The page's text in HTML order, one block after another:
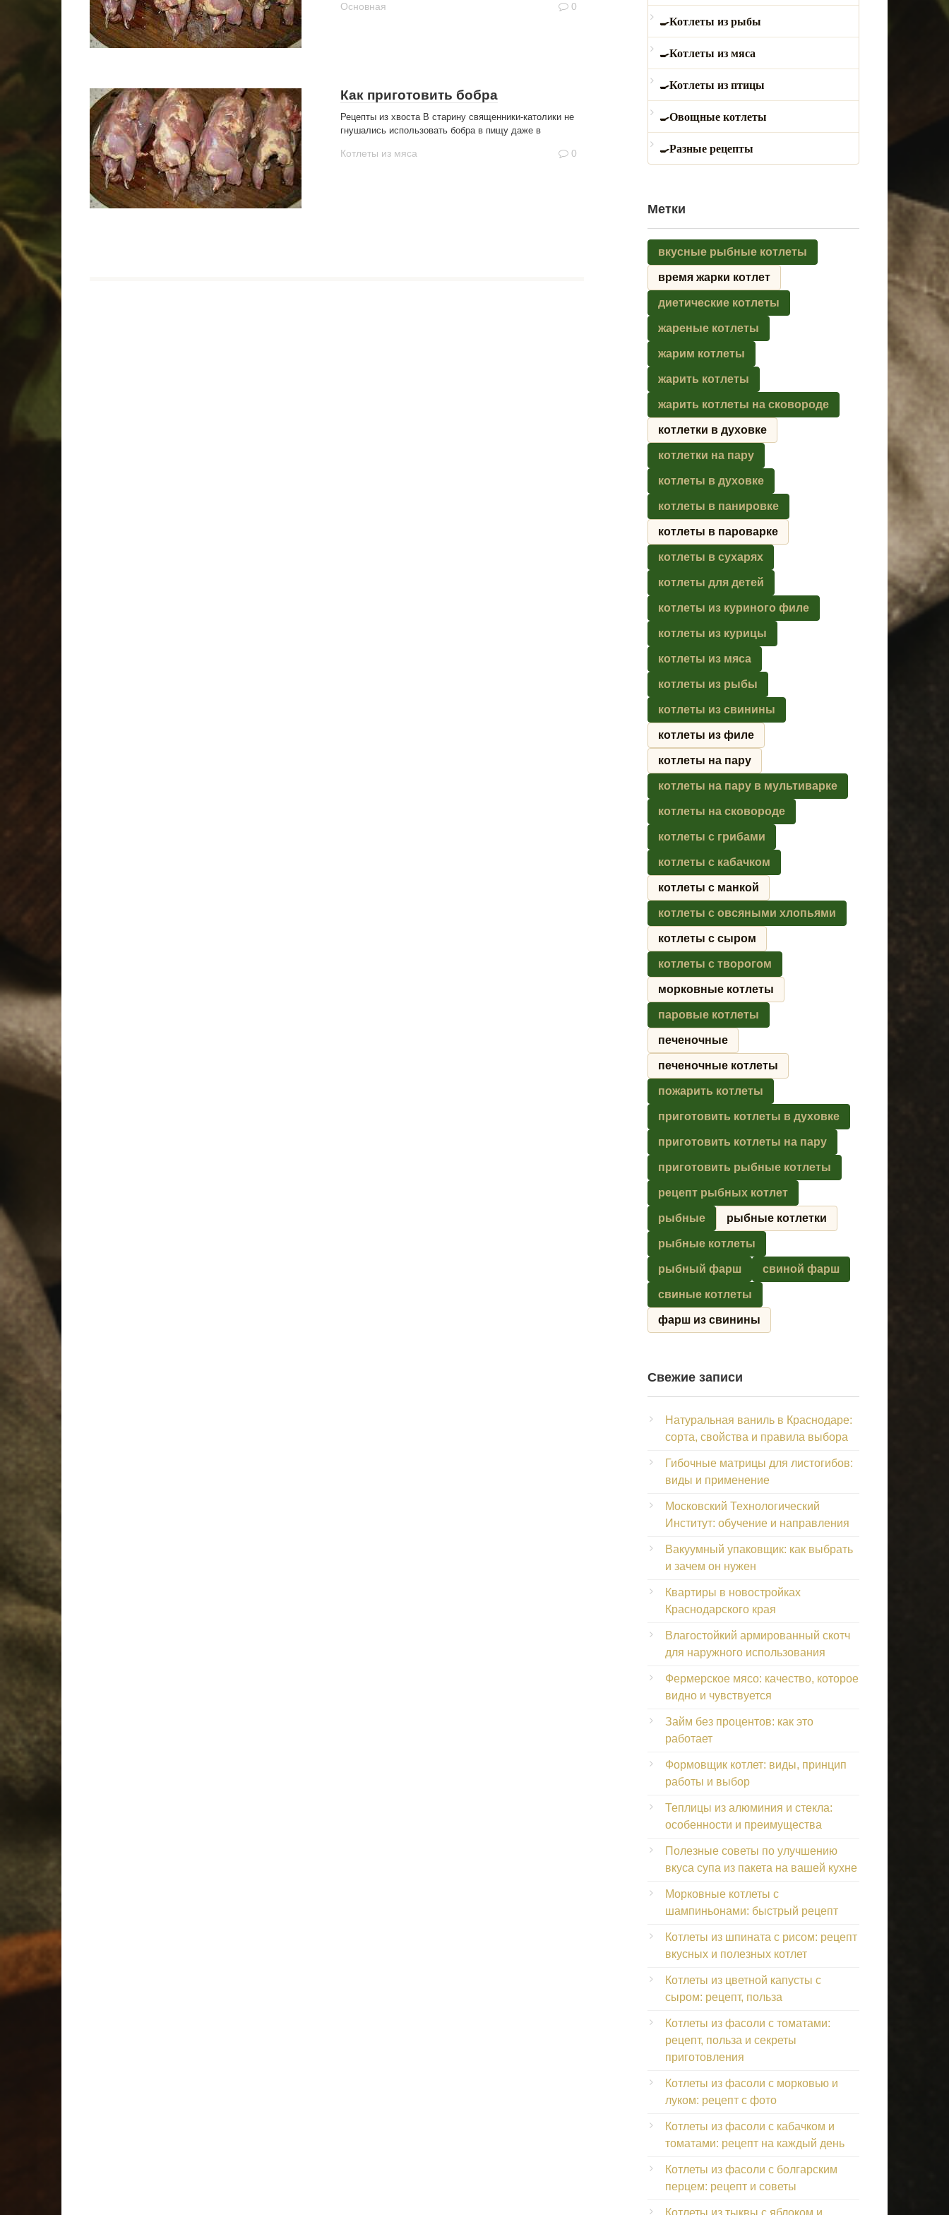
Основная 0
Как приготовить бобра
Рецепты из хвоста В старину священники-католики не
гнушались использовать бобра в пищу даже в
Котлеты из мяса 0
Котлеты из рыбы
Котлеты из мяса
Котлеты из птицы
Овощные котлеты
Разные рецепты
Метки
вкусные рыбные котлеты
время жарки котлет
диетические котлеты
жареные котлеты
жарим котлеты
жарить котлеты
жарить котлеты на сковороде
котлетки в духовке
котлетки на пару
котлеты в духовке
котлеты в панировке
котлеты в пароварке
котлеты в сухарях
котлеты для детей
котлеты из куриного филе
котлеты из курицы
котлеты из мяса
котлеты из рыбы
котлеты из свинины
котлеты из филе
котлеты на пару
котлеты на пару в мультиварке
котлеты на сковороде
котлеты с грибами
котлеты с кабачком
котлеты с манкой
котлеты с овсяными хлопьями
котлеты с сыром
котлеты с творогом
морковные котлеты
паровые котлеты
печеночные
печеночные котлеты
пожарить котлеты
приготовить котлеты в духовке
приготовить котлеты на пару
приготовить рыбные котлеты
рецепт рыбных котлет
рыбные рыбные котлетки
рыбные котлеты
рыбный фарш свиной фарш
свиные котлеты
фарш из свинины
Свежие записи
Натуральная ваниль в Краснодаре:
сорта, свойства и правила выбора
Гибочные матрицы для листогибов:
виды и применение
Московский Технологический
Институт: обучение и направления
Вакуумный упаковщик: как выбрать
и зачем он нужен
Квартиры в новостройках
Краснодарского края
Влагостойкий армированный скотч
для наружного использования
Фермерское мясо: качество, которое
видно и чувствуется
Займ без процентов: как это
работает
Формовщик котлет: виды, принцип
работы и выбор
Теплицы из алюминия и стекла:
особенности и преимущества
Полезные советы по улучшению
вкуса супа из пакета на вашей кухне
Морковные котлеты с
шампиньонами: быстрый рецепт
Котлеты из шпината с рисом: рецепт
вкусных и полезных котлет
Котлеты из цветной капусты с
сыром: рецепт, польза
Котлеты из фасоли с томатами:
рецепт, польза и секреты
приготовления
Котлеты из фасоли с морковью и
луком: рецепт с фото
Котлеты из фасоли с кабачком и
томатами: рецепт на каждый день
Котлеты из фасоли с болгарским
перцем: рецепт и советы
Котлеты из тыквы с яблоком и